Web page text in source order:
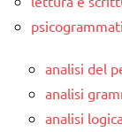
analisi del
analisi
analisi